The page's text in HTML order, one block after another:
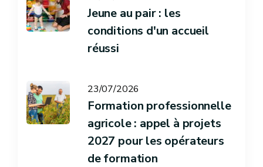
Jeune au pair : les
conditions d'un accueil
réussi
23/07/2026
Formation professionnelle
agricole : appel à projets
2027 pour les opérateurs
de formation